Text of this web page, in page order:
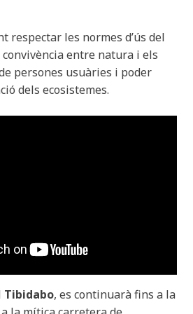
respectar les normes d’ús del
entre natura i els
persones usuàries i poder
dels ecosistemes.
Tibidabo, es continuarà fins a la